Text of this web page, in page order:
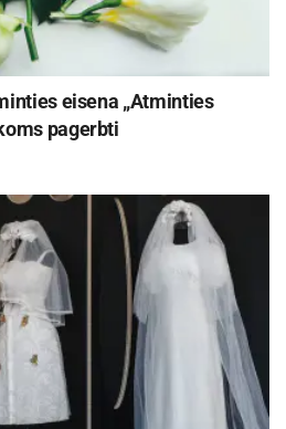
eisena „Atminties
pagerbti